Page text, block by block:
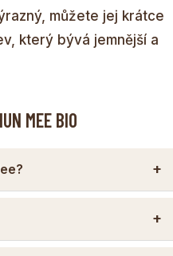
můžete jej krátce
který bývá jemnější a
MEE BIO